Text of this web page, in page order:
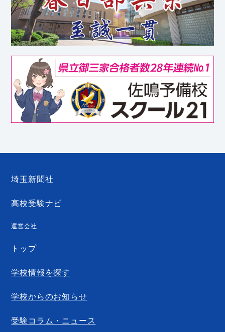
埼玉新聞社
高校受験ナビ
運営会社
トップ
学校情報を探す
学校からのお知らせ
受験コラム・ニュース